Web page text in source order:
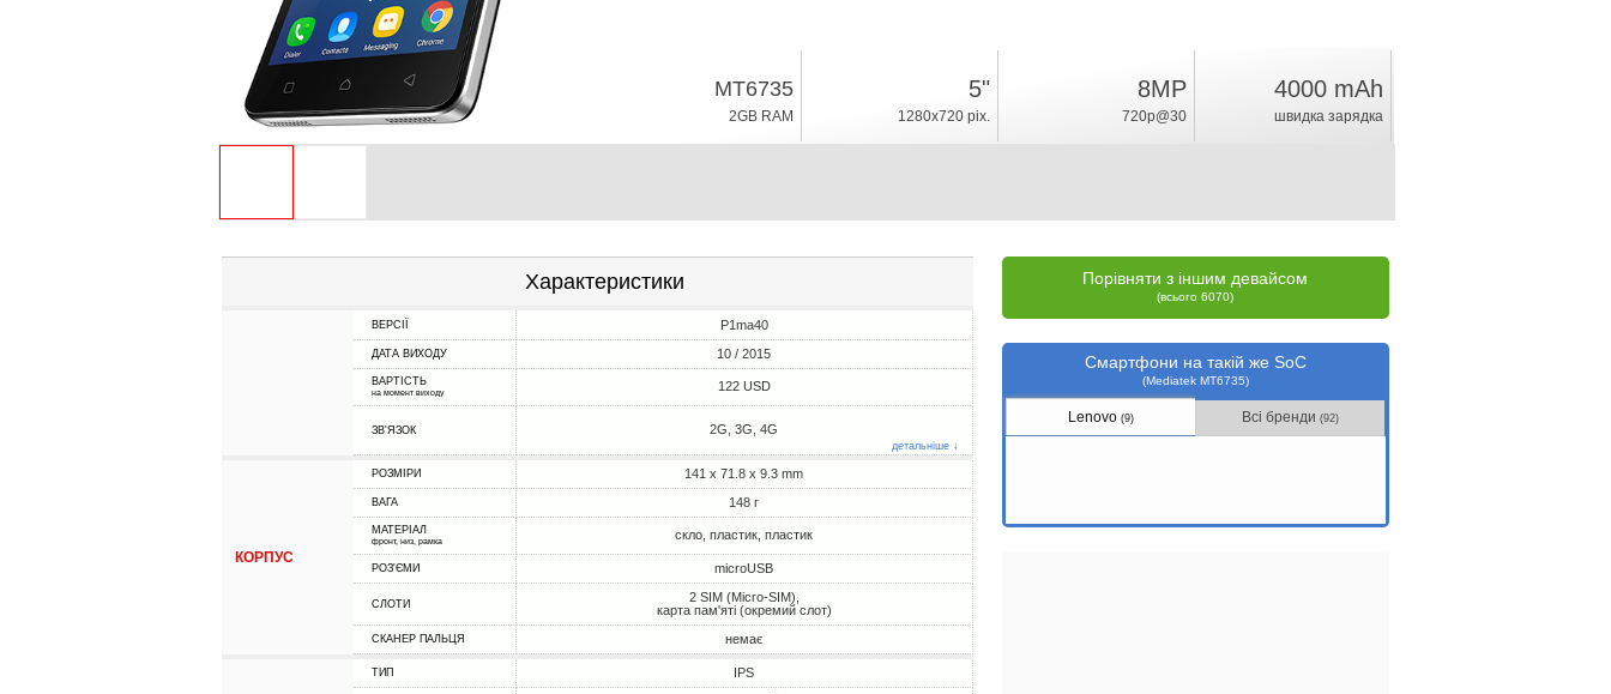
MT6735
2GB RAM
5"
1280x720 pix.
8MP
720p@30
4000 mAh
швидка зарядка
Характеристики
ВЕРСІЇ P1ma40
ДАТА ВИХОДУ 10 / 2015
ВАРТІСТЬ
на момент виходу 122 USD
ЗВ'ЯЗОК 2G, 3G, 4G
детальніше ↓
КОРПУС
РОЗМІРИ 141 x 71.8 x 9.3 mm
ВАГА 148 г
МАТЕРІАЛ
фронт, низ, рамка скло, пластик, пластик
РОЗ'ЄМИ microUSB
СЛОТИ
2 SIM (Micro-SIM),
карта пам'яті (окремий слот)
СКАНЕР ПАЛЬЦЯ немає
ТИП IPS
Порівняти з іншим девайсом
(всього 6070)
Смартфони на такій же SoC
(Mediatek MT6735)
Lenovo (9) Всі бренди (92)